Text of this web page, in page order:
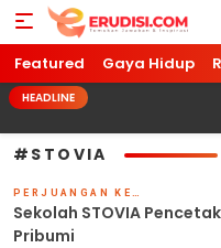
Erudisi
Temukan Jawaban dan
Featured Gaya Hidup
HEADLINE
#STOVIA
PERJUANGAN KEMERDEKAAN
Sekolah STOVIA
Pribumi